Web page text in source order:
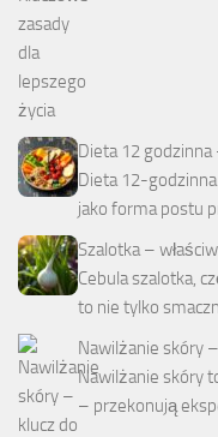
Dieta 12
Dieta 12-
jako forma postu
Szalotka –
Cebula szalotka,
to nie tylko
Nawilżanie skóry
Nawilżanie skóry
– przekonują